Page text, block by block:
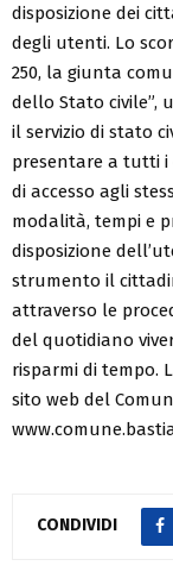
disposizione dei
degli utenti. Lo
250, la giunta
dello Stato civile”,
il servizio di stato
presentare a tutti i
di accesso agli
modalità, tempi e
disposizione
strumento il
attraverso le
del quotidiano
risparmi di tempo.
sito web del
CONDIVIDI